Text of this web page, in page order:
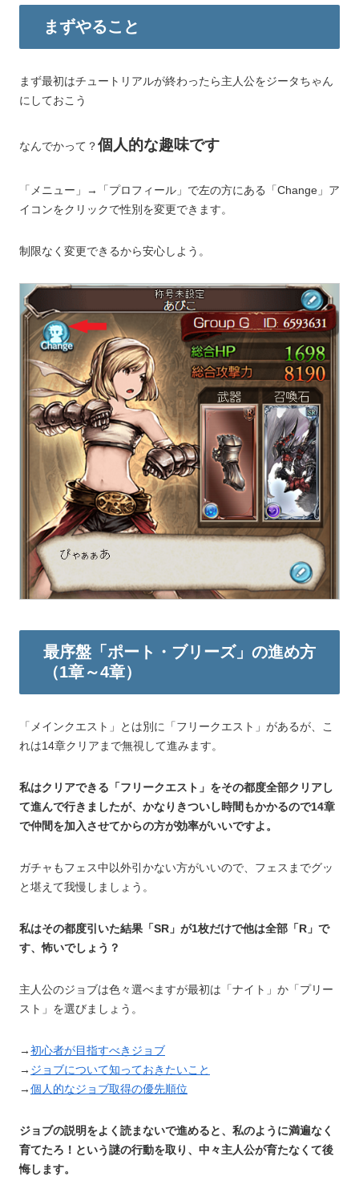
まずやること
まず最初はチュートリアルが終わったら主人公をジータちゃん
にしておこう
なんでかって？個人的な趣味です
「メニュー」→「プロフィール」で左の方にある「Change」ア
イコンをクリックで性別を変更できます。
制限なく変更できるから安心しよう。
最序盤「ポート・ブリーズ」の進め方
（1章～4章）
「メインクエスト」とは別に「フリークエスト」があるが、こ
れは14章クリアまで無視して進みます。
私はクリアできる「フリークエスト」をその都度全部クリアし
て進んで行きましたが、かなりきついし時間もかかるので14章
で仲間を加入させてからの方が効率がいいですよ。
ガチャもフェス中以外引かない方がいいので、フェスまでグッ
と堪えて我慢しましょう。
私はその都度引いた結果「SR」が1枚だけで他は全部「R」で
す、怖いでしょう？
主人公のジョブは色々選べますが最初は「ナイト」か「プリー
スト」を選びましょう。
→初心者が目指すべきジョブ
→ ジョブについて知っておきたいこと
→個人的なジョブ取得の優先順位
ジョブの説明をよく読まないで進めると、私のように満遍なく
育てたろ！という謎の行動を取り、中々主人公が育たなくて後
悔します。